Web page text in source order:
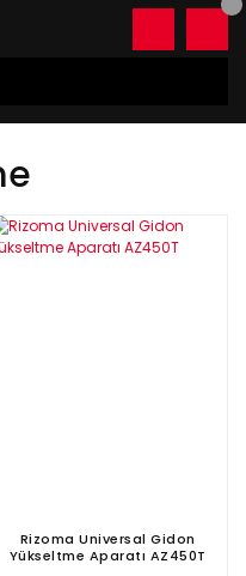
Rizoma Universal Gidon
Yükseltme Aparatı AZ450T